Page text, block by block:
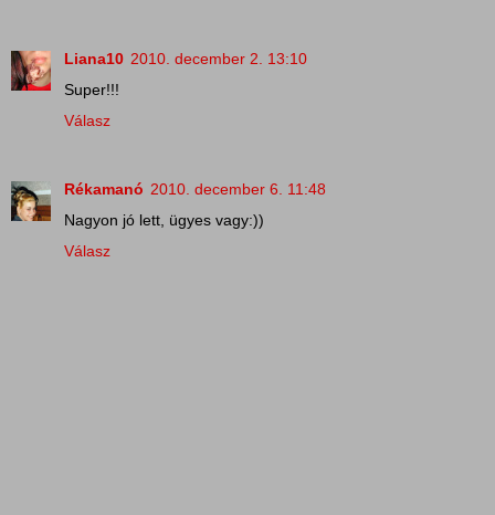
Liana10 2010. december 2. 13:10
Super!!!
Válasz
Rékamanó 2010. december 6. 11:48
Nagyon jó lett, ügyes vagy:))
Válasz